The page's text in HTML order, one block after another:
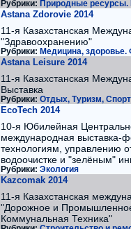
Рубрики: Природные ресурсы.
Astana Zdorovie 2014
11-я Казахстанская
"Здравоохранению"
Рубрики: Медицина, здоровье.
Astana Leisure 2014
11-я Казахстанская
Выставка
Рубрики: Отдых, Туризм, Спорт
EcoTech 2014
10-я Юбилейная
международная выставка-
технологиям, управлению
водоочистке и "зелёным"
Рубрики: Экология
Kazcomak 2014
11-я Казахстанская
"Дорожное и
Коммунальная Техника"